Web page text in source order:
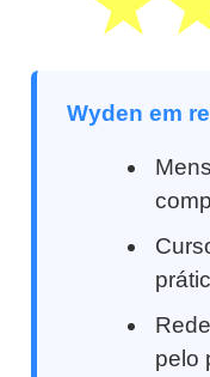
Wyden em
pelo